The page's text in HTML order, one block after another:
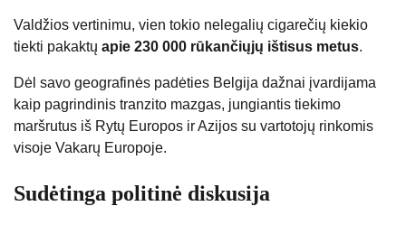
Valdžios vertinimu, vien tokio nelegalių cigarečių kiekio
tiekti pakaktų apie 230 000 rūkančiųjų ištisus metus.
Dėl savo geografinės padėties Belgija dažnai įvardijama
kaip pagrindinis tranzito mazgas, jungiantis tiekimo
maršrutus iš Rytų Europos ir Azijos su vartotojų rinkomis
visoje Vakarų Europoje.
Sudėtinga politinė diskusija